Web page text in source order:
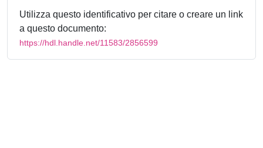
Utilizza questo identificativo per citare o creare un link
a questo documento:
https://hdl.handle.net/11583/2856599